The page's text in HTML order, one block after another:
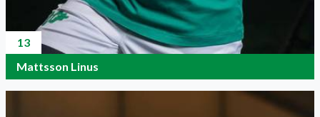
13
Mattsson Linus